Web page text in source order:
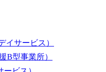
イサービス）
B型事業所）